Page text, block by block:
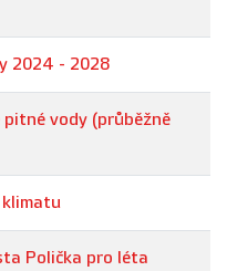
2024 - 2028
vody (průběžně
Polička pro léta